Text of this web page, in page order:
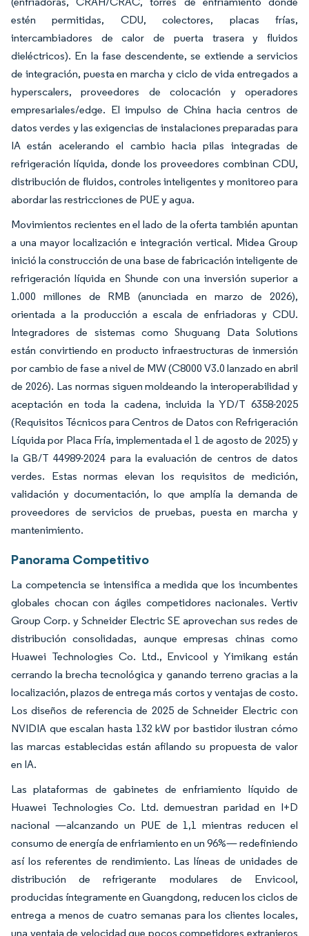
estén permitidas, CDU, colectores, placas frías,
intercambiadores de calor de puerta trasera y fluidos
dieléctricos). En la fase descendente, se extiende a servicios
de integración, puesta en marcha y ciclo de vida entregados a
hyperscalers, proveedores de colocación y operadores
empresariales/edge. El impulso de China hacia centros de
datos verdes y las exigencias de instalaciones preparadas para
IA están acelerando el cambio hacia pilas integradas de
refrigeración líquida, donde los proveedores combinan CDU,
distribución de fluidos, controles inteligentes y monitoreo para
abordar las restricciones de PUE y agua.
Movimientos recientes en el lado de la oferta también apuntan
a una mayor localización e integración vertical. Midea Group
inició la construcción de una base de fabricación inteligente de
refrigeración líquida en Shunde con una inversión superior a
1.000 millones de RMB (anunciada en marzo de 2026),
orientada a la producción a escala de enfriadoras y CDU.
Integradores de sistemas como Shuguang Data Solutions
están convirtiendo en producto infraestructuras de inmersión
por cambio de fase a nivel de MW (C8000 V3.0 lanzado en abril
de 2026). Las normas siguen moldeando la interoperabilidad y
aceptación en toda la cadena, incluida la YD/T 6358-2025
(Requisitos Técnicos para Centros de Datos con Refrigeración
Líquida por Placa Fría, implementada el 1 de agosto de 2025) y
la GB/T 44989-2024 para la evaluación de centros de datos
verdes. Estas normas elevan los requisitos de medición,
validación y documentación, lo que amplía la demanda de
proveedores de servicios de pruebas, puesta en marcha y
mantenimiento.
Panorama Competitivo
La competencia se intensifica a medida que los incumbentes
globales chocan con ágiles competidores nacionales. Vertiv
Group Corp. y Schneider Electric SE aprovechan sus redes de
distribución consolidadas, aunque empresas chinas como
Huawei Technologies Co. Ltd., Envicool y Yimikang están
cerrando la brecha tecnológica y ganando terreno gracias a la
localización, plazos de entrega más cortos y ventajas de costo.
Los diseños de referencia de 2025 de Schneider Electric con
NVIDIA que escalan hasta 132 kW por bastidor ilustran cómo
las marcas establecidas están afilando su propuesta de valor
en IA.
Las plataformas de gabinetes de enfriamiento líquido de
Huawei Technologies Co. Ltd. demuestran paridad en I+D
nacional —alcanzando un PUE de 1,1 mientras reducen el
consumo de energía de enfriamiento en un 96%— redefiniendo
así los referentes de rendimiento. Las líneas de unidades de
distribución de refrigerante modulares de Envicool,
producidas íntegramente en Guangdong, reducen los ciclos de
entrega a menos de cuatro semanas para los clientes locales,
una ventaja de velocidad que pocos competidores extranjeros